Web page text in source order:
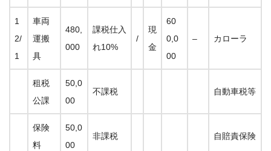
1
2/
1
車両
運搬
具
480,
000
課税仕入
れ10%
/
現
金
60
0,0
00
– カローラ
租税
公課
50,0
00
不課税 自動車税等
保険
料
50,0
00
非課税 自賠責保険